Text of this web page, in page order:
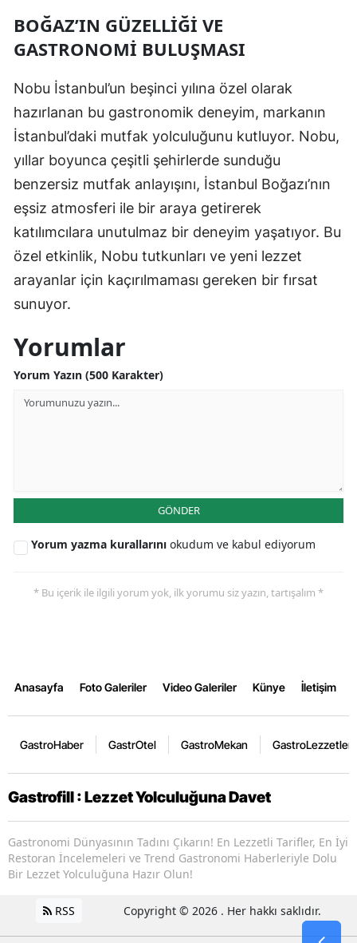
BOĞAZ’IN GÜZELLIĞI VE
GASTRONOMI BULUŞMASI
Nobu İstanbul’un beşinci yılına özel olarak
hazırlanan bu gastronomik deneyim, markanın
İstanbul’daki mutfak yolculuğunu kutluyor. Nobu,
yıllar boyunca çeşitli şehirlerde sunduğu
benzersiz mutfak anlayışını, İstanbul Boğazı’nın
eşsiz atmosferi ile bir araya getirerek
katılımcılara unutulmaz bir deneyim yaşatıyor. Bu
özel etkinlik, Nobu tutkunları ve yeni lezzet
arayanlar için kaçırılmaması gereken bir fırsat
sunuyor.
Yorumlar
Yorum Yazın (500 Karakter)
GÖNDER
Yorum yazma kurallarını okudum ve kabul ediyorum
* Bu içerik ile ilgili yorum yok, ilk yorumu siz yazın, tartışalım *
Anasayfa Foto Galeriler Video Galeriler Künye İletişim
GastroHaber GastrOtel GastroMekan GastroLezzetler
Gastrofill : Lezzet Yolculuğuna Davet
Gastronomi Dünyasının Tadını Çıkarın! En Lezzetli Tarifler, En İyi
Restoran İncelemeleri ve Trend Gastronomi Haberleriyle Dolu
Bir Lezzet Yolculuğuna Hazır Olun!
RSS Copyright © 2026 . Her hakkı saklıdır.